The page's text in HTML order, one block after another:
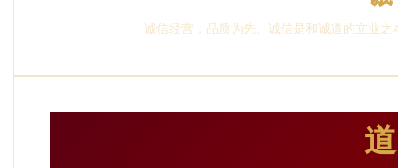
诚信经营，品质为先。诚信是和诚道的立业
道